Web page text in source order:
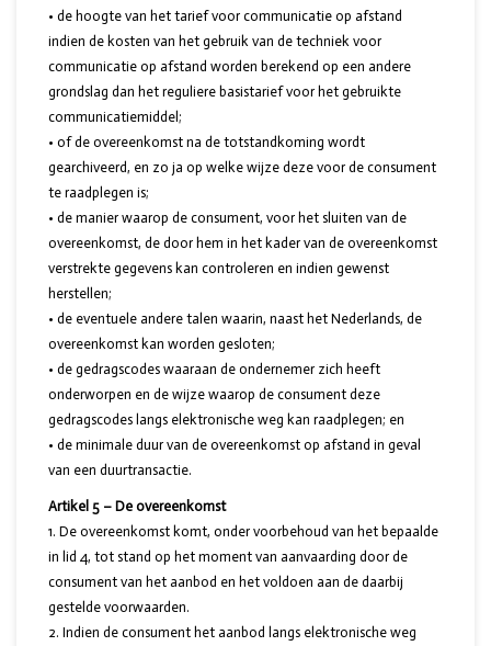
• de hoogte van het tarief voor communicatie op afstand
indien de kosten van het gebruik van de techniek voor
communicatie op afstand worden berekend op een andere
grondslag dan het reguliere basistarief voor het gebruikte
communicatiemiddel;
• of de overeenkomst na de totstandkoming wordt
gearchiveerd, en zo ja op welke wijze deze voor de consument
te raadplegen is;
• de manier waarop de consument, voor het sluiten van de
overeenkomst, de door hem in het kader van de overeenkomst
verstrekte gegevens kan controleren en indien gewenst
herstellen;
• de eventuele andere talen waarin, naast het Nederlands, de
overeenkomst kan worden gesloten;
• de gedragscodes waaraan de ondernemer zich heeft
onderworpen en de wijze waarop de consument deze
gedragscodes langs elektronische weg kan raadplegen; en
• de minimale duur van de overeenkomst op afstand in geval
van een duurtransactie.
Artikel 5 – De overeenkomst
De overeenkomst komt, onder voorbehoud van het bepaalde
in lid 4, tot stand op het moment van aanvaarding door de
consument van het aanbod en het voldoen aan de daarbij
gestelde voorwaarden.
Indien de consument het aanbod langs elektronische weg